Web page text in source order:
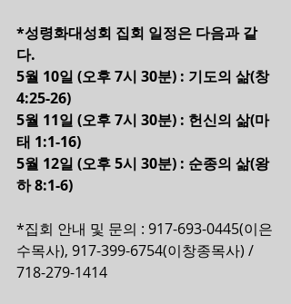
*성령화대성회 집회 일정은 다음과 같
다.
5월 10일 (오후 7시 30분) : 기도의 삶(창
4:25-26)
5월 11일 (오후 7시 30분) : 헌신의 삶(마
태 1:1-16)
5월 12일 (오후 5시 30분) : 순종의 삶(왕
하 8:1-6)
*집회 안내 및 문의 : 917-693-0445(이은
수목사), 917-399-6754(이창종목사) /
718-279-1414